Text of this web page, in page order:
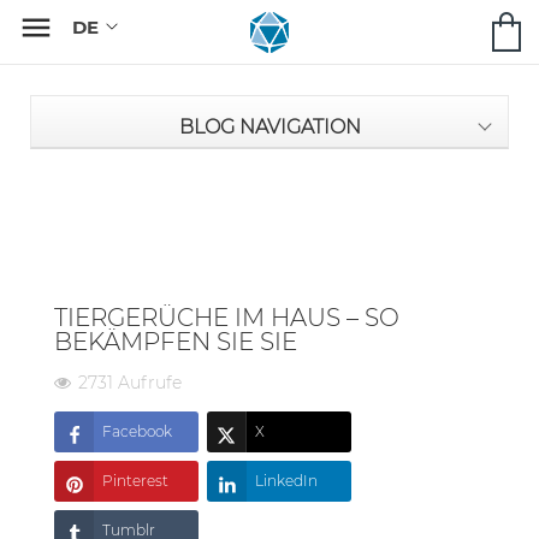

BLOG NAVIGATION
TIERGERÜCHE IM HAUS – SO
BEKÄMPFEN SIE SIE
2731 Aufrufe
Facebook X
Pinterest LinkedIn
Tumblr